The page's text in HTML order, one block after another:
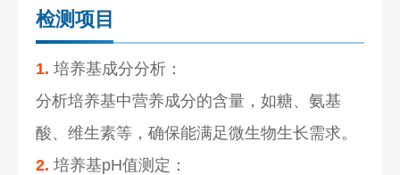
检测项目
1. 培养基成分分析：
分析培养基中营养成分的含量，如糖、氨基
酸、维生素等，确保能满足微生物生长需求。
2. 培养基pH值测定：